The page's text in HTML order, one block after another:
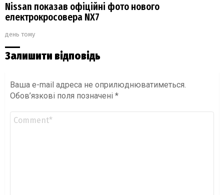
Nissan показав офіційні фото нового
електрокросовера NX7
день тому
Залишити відповідь
Ваша e-mail адреса не оприлюднюватиметься.
Обов’язкові поля позначені *
Коментар